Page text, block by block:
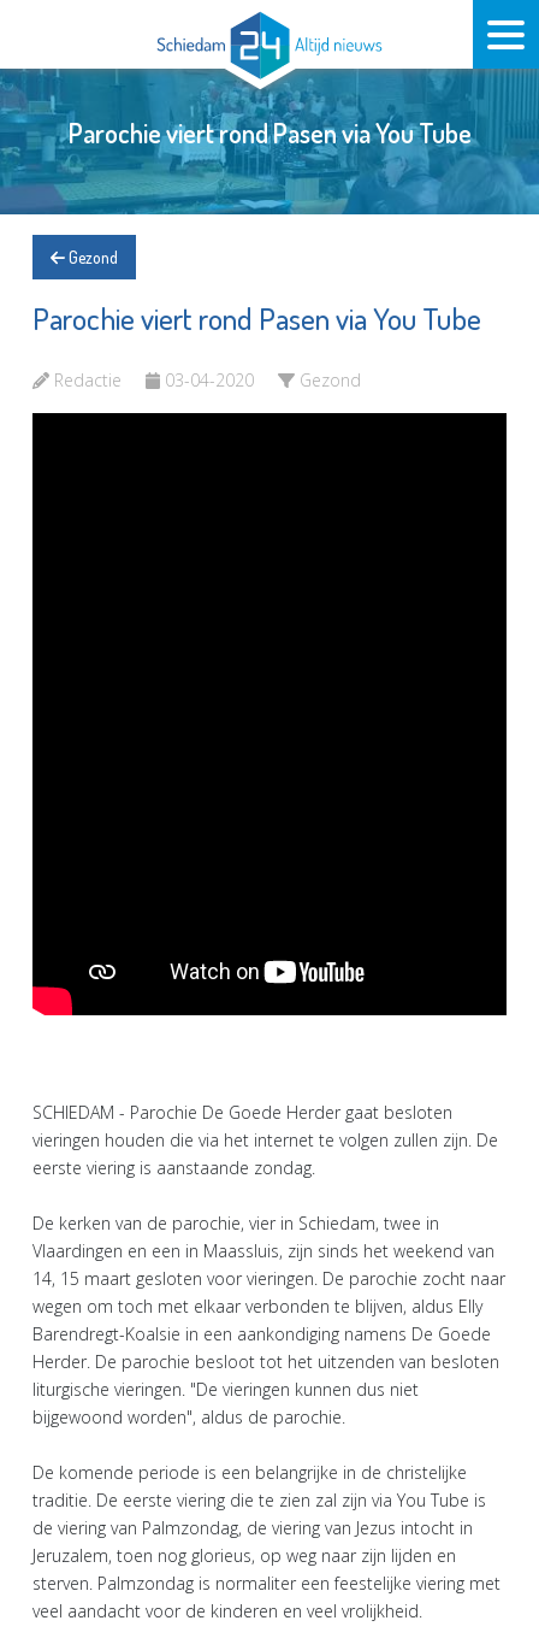
Parochie viert rond Pasen via You Tube
Gezond
Parochie viert rond Pasen via You Tube
Redactie 03-04-2020 Gezond
SCHIEDAM - Parochie De Goede Herder gaat besloten
vieringen houden die via het internet te volgen zullen zijn. De
eerste viering is aanstaande zondag.
De kerken van de parochie, vier in Schiedam, twee in
Vlaardingen en een in Maassluis, zijn sinds het weekend van
14, 15 maart gesloten voor vieringen. De parochie zocht naar
wegen om toch met elkaar verbonden te blijven, aldus Elly
Barendregt-Koalsie in een aankondiging namens De Goede
Herder. De parochie besloot tot het uitzenden van besloten
liturgische vieringen. "De vieringen kunnen dus niet
bijgewoond worden", aldus de parochie.
De komende periode is een belangrijke in de christelijke
traditie. De eerste viering die te zien zal zijn via You Tube is
de viering van Palmzondag, de viering van Jezus intocht in
Jeruzalem, toen nog glorieus, op weg naar zijn lijden en
sterven. Palmzondag is normaliter een feestelijke viering met
veel aandacht voor de kinderen en veel vrolijkheid.